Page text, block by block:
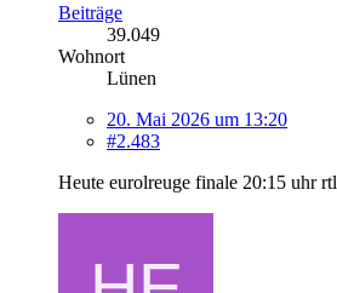
Beiträge
39.049
Wohnort
Lünen
20. Mai 2026 um 13:20
#2.483
Heute eurolreuge finale 20:15 uhr rtl